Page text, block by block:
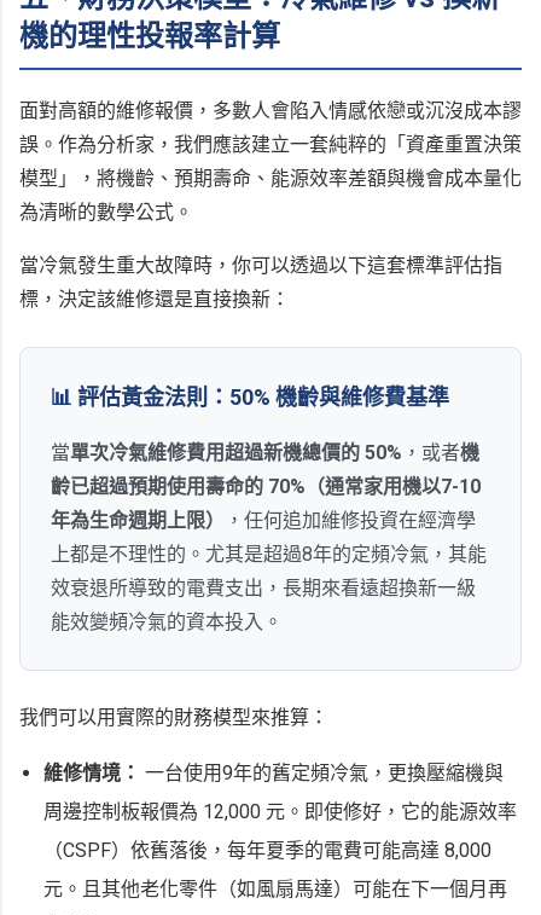
機的理性投報率計算
面對高額的維修報價，多數人會陷入情感依戀或沉沒成本謬
誤。作為分析家，我們應該建立一套純粹的「資產重置決策
模型」，將機齡、預期壽命、能源效率差額與機會成本量化
為清晰的數學公式。
當冷氣發生重大故障時，你可以透過以下這套標準評估指
標，決定該維修還是直接換新：
📊 評估黃金法則：50% 機齡與維修費基準
當單次冷氣維修費用超過新機總價的 50% ，或者機
齡已超過預期使用壽命的 70%（通常家用機以7-10
年為生命週期上限）
，任何追加維修投資在經濟學
上都是不理性的。尤其是超過8年的定頻冷氣，其能
效衰退所導致的電費支出，長期來看遠超換新一級
能效變頻冷氣的資本投入。
我們可以用實際的財務模型來推算：
維修情境： 一台使用9年的舊定頻冷氣，更換壓縮機與
周邊控制板報價為 12,000 元。即使修好，它的能源效率
（CSPF）依舊落後，每年夏季的電費可能高達 8,000
元。且其他老化零件（如風扇馬達）可能在下一個月再